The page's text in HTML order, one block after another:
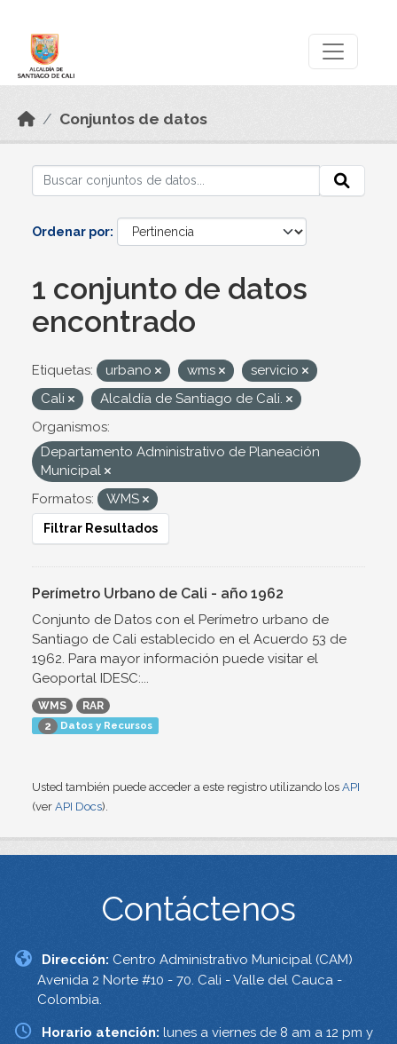
Conjuntos de datos
Ordenar por
1 conjunto de datos
encontrado
Etiquetas: urbano wms
servicio
Cali
Alcaldía de Santiago de Cali.
Organismos:
Departamento Administrativo de Planeación
Municipal
Formatos:
WMS
Filtrar Resultados
Perímetro Urbano de Cali - año 1962
Conjunto de Datos con el Perímetro urbano de
Santiago de Cali establecido en el Acuerdo 53 de
1962. Para mayor información puede visitar el
Geoportal IDESC:...
WMS
RAR
2 Datos y Recursos
Usted también puede acceder a este registro utilizando los API
(ver API Docs).
Contáctenos
Dirección: Centro Administrativo Municipal (CAM)
Avenida 2 Norte #10 - 70. Cali - Valle del Cauca -
Colombia.
Horario atención: lunes a viernes de 8 am a 12 pm y